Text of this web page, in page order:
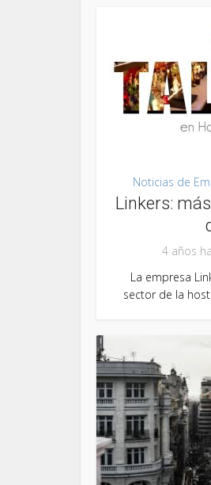
Noticias de
Linkers:
4 años
La empresa
sector de la